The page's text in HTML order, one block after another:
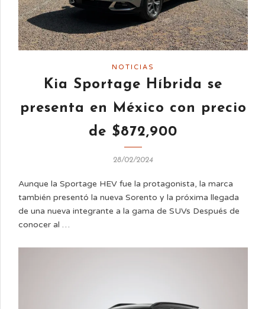
NOTICIAS
Kia Sportage Híbrida se
presenta en México con precio
de $872,900
28/02/2024
Aunque la Sportage HEV fue la protagonista, la marca
también presentó la nueva Sorento y la próxima llegada
de una nueva integrante a la gama de SUVs Después de
conocer al …